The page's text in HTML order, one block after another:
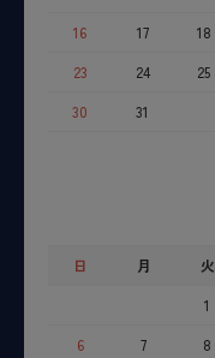
16
17 18
23
24 25
30
31
日 月 火
1
6
7 8